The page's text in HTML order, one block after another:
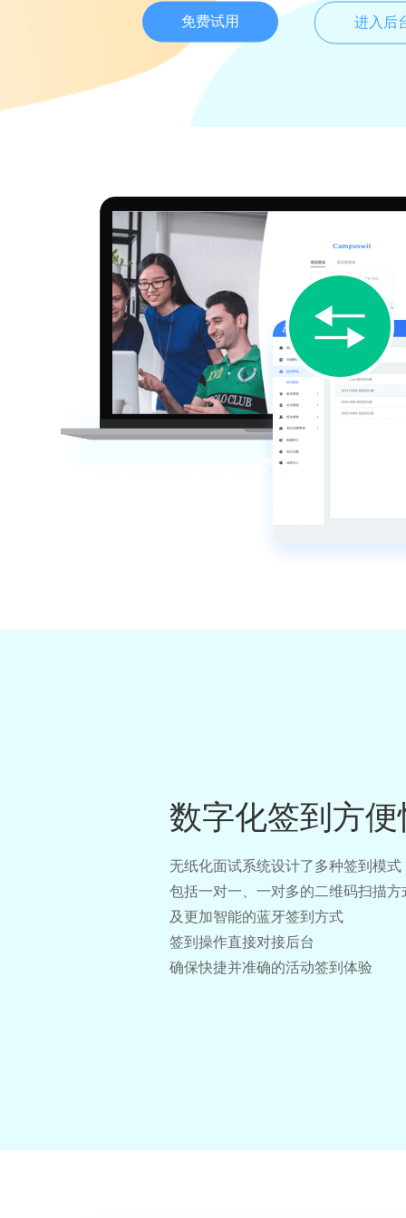
免费试用 进入后
数字化签到方便
无纸化面试系统设计了多种签到模式
包括一对一、一对多的二维码扫描方
及更加智能的蓝牙签到方式
签到操作直接对接后台
确保快捷并准确的活动签到体验